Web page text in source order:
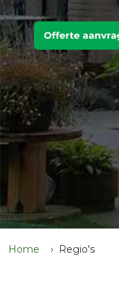
Home Regio's